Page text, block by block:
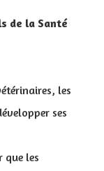
de la Santé
les
ses
que les